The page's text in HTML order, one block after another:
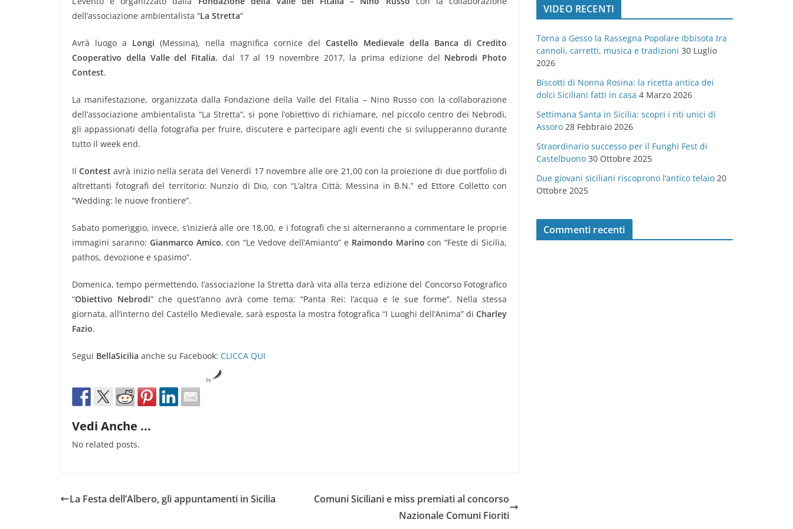
dell’associazione ambientalista “La Stretta”
Avrà luogo a Longi (Messina), nella magnifica cornice del Castello Medievale della Banca di Credito
Cooperativo della Valle del Fitalia, dal 17 al 19 novembre 2017, la prima edizione del Nebrodi Photo
Contest.
La manifestazione, organizzata dalla Fondazione della Valle del Fitalia – Nino Russo con la collaborazione
dell’associazione ambientalista “La Stretta”, si pone l’obiettivo di richiamare, nel piccolo centro dei Nebrodi,
gli appassionati della fotografia per fruire, discutere e partecipare agli eventi che si svilupperanno durante
tutto il week end.
IlContest avrà inizio nella serata del Venerdì 17 novembre alle ore 21,00 con la proiezione di due portfolio di
altrettanti fotografi del territorio: Nunzio di Dio, con “L’altra Città: Messina in B.N.” ed Ettore Colletto con
“Wedding: le nuove frontiere”.
Sabato pomeriggio, invece, s’inizierà alle ore 18,00, e i fotografi che si alterneranno a commentare le proprie
immagini saranno: Gianmarco Amico, con “Le Vedove dell’Amianto” e Raimondo Marino con “Feste di Sicilia,
pathos, devozione e spasimo”.
Domenica, tempo permettendo, l’associazione la Stretta darà vita alla terza edizione del Concorso Fotografico
“Obiettivo Nebrodi” che quest’anno avrà come tema: “Panta Rei: l’acqua e le sue forme”. Nella stessa
giornata, all’interno del Castello Medievale, sarà esposta la mostra fotografica “I Luoghi dell’Anima” di Charley
Fazio.
Segui BellaSicilia anche su Facebook: CLICCA QUI
by
Vedi Anche ...
No related posts.
La Festa dell’Albero, gli appuntamenti in Sicilia
Comuni Siciliani e miss premiati al concorso
Nazionale Comuni Fioriti
o
r
e
VIDEO RECENTI
Torna a Gesso la Rassegna Popolare Ibbisota tra
cannoli, carretti, musica e tradizioni 30 Luglio
2026
Biscotti di Nonna Rosina: la ricetta antica dei
dolci Siciliani fatti in casa 4 Marzo 2026
Settimana Santa in Sicilia: scopri i riti unici di
Assoro 28 Febbraio 2026
Straordinario successo per il Funghi Fest di
Castelbuono 30 Ottobre 2025
Due giovani siciliani riscoprono l’antico telaio 20
Ottobre 2025
Commenti recenti